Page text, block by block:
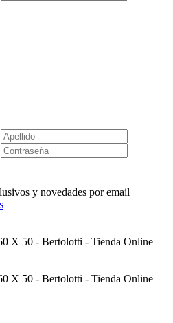
y novedades por email